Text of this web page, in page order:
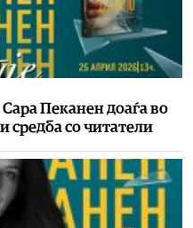
Пеканен доаѓа во
средба со читатели